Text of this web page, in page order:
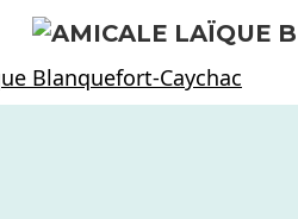
Blanquefort-Caychac